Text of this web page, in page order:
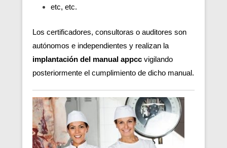
etc, etc.
Los certificadores, consultoras o auditores son
autónomos e independientes y realizan la
implantación del manual appcc vigilando
posteriormente el cumplimiento de dicho manual.